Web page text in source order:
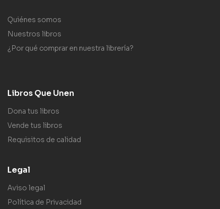
Quiénes somos
Nuestros libros
¿Por qué comprar en nuestra librería?
Libros Que Unen
Dona tus libros
Vende tus libros
Requisitos de calidad
Legal
Aviso legal
Política de Privacidad